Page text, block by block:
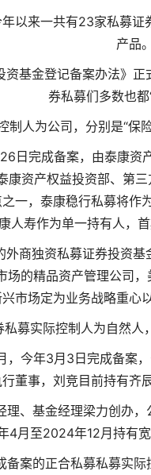
以来一共有23家私募
产品。
基金登记备案办法》
券私募们多数也都
人为公司，分别是“保
日完成备案，由泰康资
康资产权益投资部、第
一，泰康稳行私募将
人寿作为单一持有人，
商独资私募证券投资
场的精品资产管理公司
市场定为业务战略重心
募实际控制人为自然人
今年3月3日完成备案
董事，刘竞目前持有齐
理、基金经理梁力创办
4月至2024年12月持有
备案的正合私募私募实际